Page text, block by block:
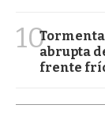
10abrupta
frente